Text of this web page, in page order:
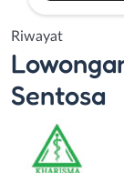
Riwayat
Sentosa